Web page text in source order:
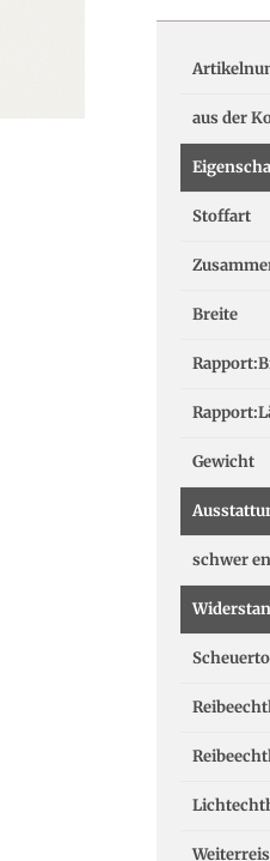
aus der
Stoffart
Breite
Gewicht
schwer